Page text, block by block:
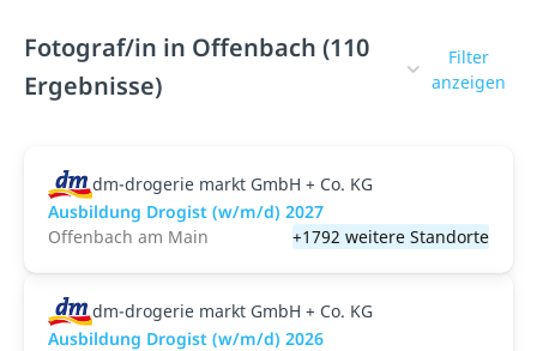
Fotograf/in in Offenbach (110
Ergebnisse)
Filter
anzeigen
dm-drogerie markt GmbH + Co. KG
Ausbildung Drogist (w/m/d) 2027
Offenbach am Main
+1792 weitere Standorte
dm-drogerie markt GmbH + Co. KG
Ausbildung Drogist (w/m/d) 2026